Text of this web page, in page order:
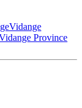
Vidange
Province